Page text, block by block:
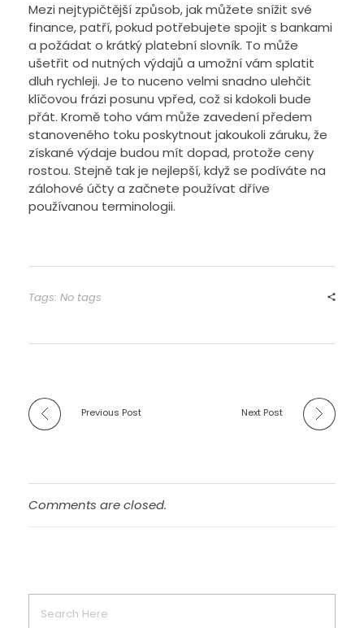
Mezi nejtypičtější způsob, jak můžete snížit své
finance, patří, pokud potřebujete spojit s bankami
a požádat o krátký platební slovník. To může
ušetřit od nutných výdajů a umožní vám splatit
dluh rychleji. Je to nuceno velmi snadno ulehčit
klíčovou frázi posunu vpřed, což si kdokoli bude
přát. Kromě toho vám může zavedení předem
stanoveného toku poskytnout jakoukoli záruku, že
získané výdaje budou mít dopad, protože ceny
rostou. Stejně tak je nejlepší, když se podíváte na
zálohové účty a začnete používat dříve
používanou terminologii.
Tags: No tags
Previous Post Next Post
Comments are closed.